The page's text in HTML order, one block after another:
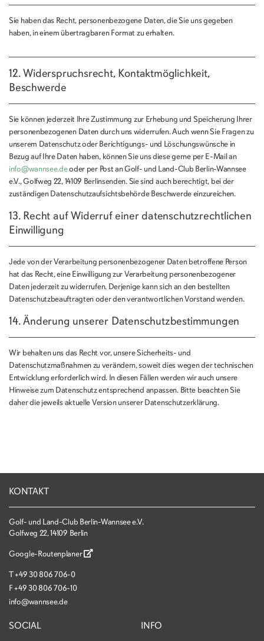
Sie haben das Recht, personenbezogene Daten, die Sie uns gegeben
haben, in einem übertragbaren Format zu erhalten.
12. Widerspruchsrecht, Kontaktmöglichkeit,
Beschwerde
Sie können jederzeit Ihre Zustimmung zur Erhebung und Speicherung Ihrer
personenbezogenen Daten durch uns widerrufen. Auch wenn Sie Fragen zu
unserem Datenschutz oder Berichtigungs- und Löschungswünsche in
Bezug auf Ihre Daten haben, können Sie uns diese gerne per E-Mail an
info@wannsee.deoder per Post an Golf- und Land-Club Berlin-Wannsee
e.V., Golfweg 22, 14109 Berlinsenden. Sie sind auch berechtigt, bei der
zuständigen Datenschutzaufsichtsbehörde Beschwerde einzureichen.
13. Recht auf Widerruf einer datenschutzrechtlichen
Einwilligung
Jede von der Verarbeitung personenbezogener Daten betroffene Person
hat das Recht, eine Einwilligung zur Verarbeitung personenbezogener
Daten jederzeit zu widerrufen. Derjenige kann sich an den bestellten
Datenschutzbeauftragten oder den verantwortlichen Vorstand wenden.
14. Änderung unserer Datenschutzbestimmungen
Wir behalten uns das Recht vor, unsere Sicherheits- und
Datenschutzmaßnahmen zu verändern, soweit dies wegen der technischen
Entwicklung erforderlich wird. In diesen Fällen werden wir auch unsere
Hinweise zum Datenschutz entsprechend anpassen. Bitte beachten Sie
daher die jeweils aktuelle Version unserer Datenschutzerklärung.
KONTAKT
Golf- und Land-Club Berlin-Wannsee e.V.
Golfweg 22, 14109 Berlin
Google-Routenplaner
T+49 30 806 706-0
F+49 30 806 706-10
info@wannsee.de
SOCIAL INFO